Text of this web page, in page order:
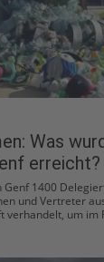
Was
erreicht?
Genf 1400
und Vertreter
um im